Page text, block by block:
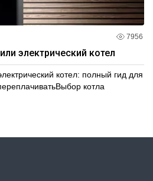
7956
электрический котел
котел: полный гид для
котла